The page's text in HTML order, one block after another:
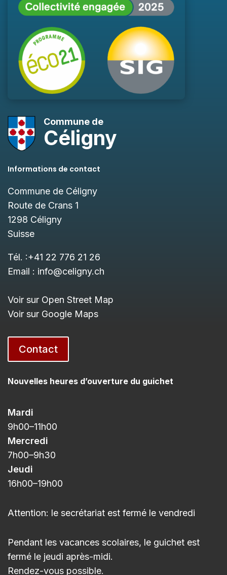
Commune de
Céligny
Informations de contact
Commune de Céligny
Route de Crans 1
1298 Céligny
Suisse
Tél. :+41 22 776 21 26
Email : info@celigny.ch
Voir sur Open Street Map
Voir sur Google Maps
Contact
Nouvelles heures d’ouverture du guichet
Mardi
9h00–11h00
Mercredi
7h00–9h30
Jeudi
16h00–19h00
Attention: le secrétariat est fermé le vendredi
Pendant les vacances scolaires, le guichet est
fermé le jeudi après-midi.
Rendez-vous possible.